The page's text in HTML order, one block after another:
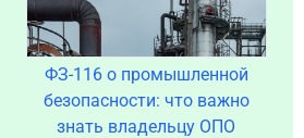
ФЗ-116 о промышленной
безопасности: что важно
знать владельцу ОПО